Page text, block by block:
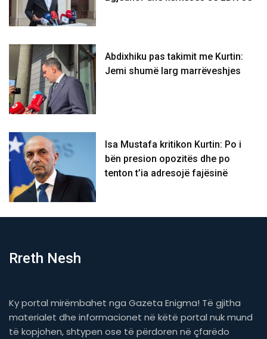
Abdixhiku pas takimit me Kurtin:
Jemi shumë larg marrëveshjes
Isa Mustafa kritikon Kurtin: Po i
bën presion opozitës dhe po
tenton t’ia adresojë fajësinë
Rreth Nesh
Ky portal mirëmbahet nga Gazeta Enigma! Të gjitha
materialet dhe informacionet në këtë portal nuk mund
të kopjohen, shtypen ose të përdoren në çfarëdo